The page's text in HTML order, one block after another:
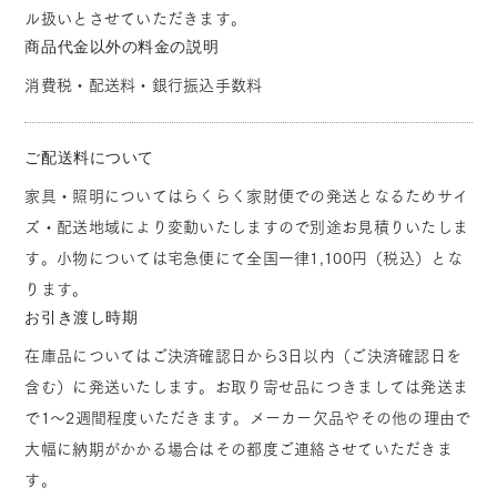
ル扱いとさせていただきます。
商品代金以外の料金の説明
消費税・配送料・銀行振込手数料
ご配送料について
家具・照明についてはらくらく家財便での発送となるためサイ
ズ・配送地域により変動いたしますので別途お見積りいたしま
す。小物については宅急便にて全国一律1,100円（税込）とな
ります。
お引き渡し時期
在庫品についてはご決済確認日から3日以内（ご決済確認日を
含む）に発送いたします。お取り寄せ品につきましては発送ま
で1～2週間程度いただきます。メーカー欠品やその他の理由で
大幅に納期がかかる場合はその都度ご連絡させていただきま
す。